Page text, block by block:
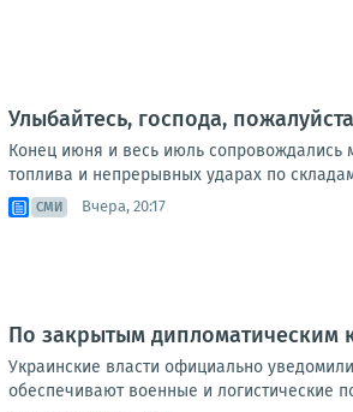
Улыбайтесь, господа,
Конец июня и весь июль сопровождались
топлива и непрерывных ударах по
СМИ Вчера, 20:17
По закрытым дипломатическим
Украинские власти официально
обеспечивают военные и логистические